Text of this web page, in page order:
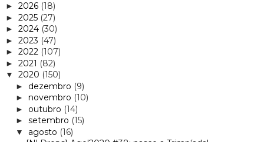
► 2026 (18)
► 2025 (27)
► 2024 (30)
► 2023 (47)
► 2022 (107)
► 2021 (82)
▼ 2020 (150)
► dezembro (9)
► novembro (10)
► outubro (14)
► setembro (15)
▼ agosto (16)